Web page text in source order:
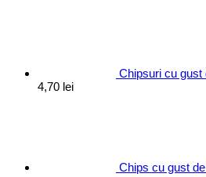
Chipsuri cu gust
4,70 lei
Chips cu gust